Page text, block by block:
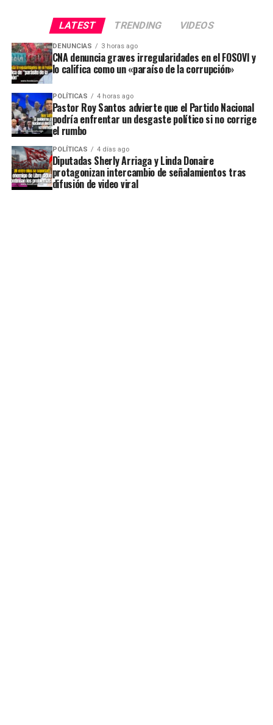
LATEST TRENDING VIDEOS
DENUNCIAS 3 horas ago
CNA denuncia graves irregularidades en el FOSOVI y
lo califica como un «paraíso de la corrupción»
POLÍTICAS 4 horas ago
Pastor Roy Santos advierte que el Partido Nacional
podría enfrentar un desgaste político si no corrige
el rumbo
POLÍTICAS 4 días ago
Diputadas Sherly Arriaga y Linda Donaire
protagonizan intercambio de señalamientos tras
difusión de video viral